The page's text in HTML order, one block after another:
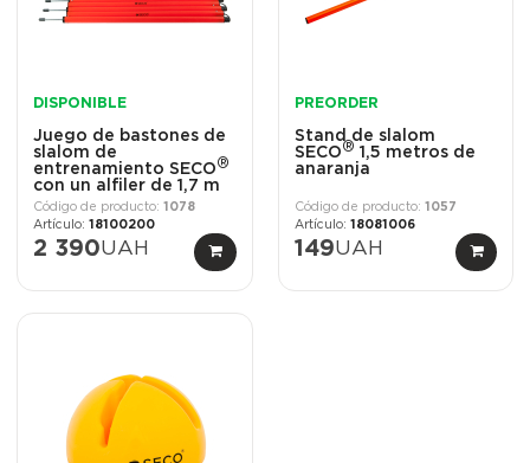
DISPONIBLE
Juego de bastones de
slalom de
entrenamiento SECO®
con un alfiler de 1,7 m
con una bolsa
1078
18100200
2 390UAH
PREORDER
Stand de slalom
SECO® 1,5 metros de
anaranja
1057
18081006
149UAH